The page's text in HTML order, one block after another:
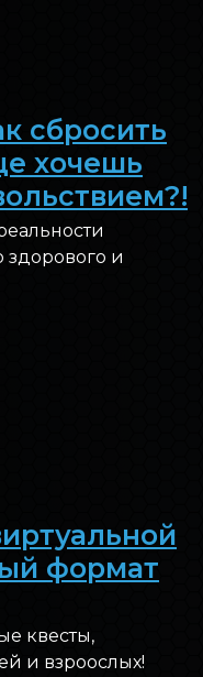
сбросить
хочешь
здорового и
формат
квесты,
и взроослых!